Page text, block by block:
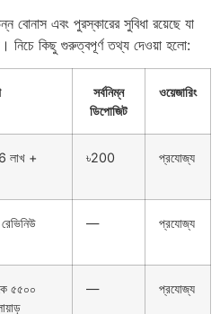
বোনাস এবং পুরস্কারের সুবিধা রয়েছে যা
নিচে কিছু গুরুত্বপূর্ণ তথ্য দেওয়া হলো:
সর্বনিম্ন
ডিপোজিট
ওয়েজারিং
লাখ +
৳200 প্রযোজ্য
— প্রযোজ্য
৫৫০০
— প্রযোজ্য